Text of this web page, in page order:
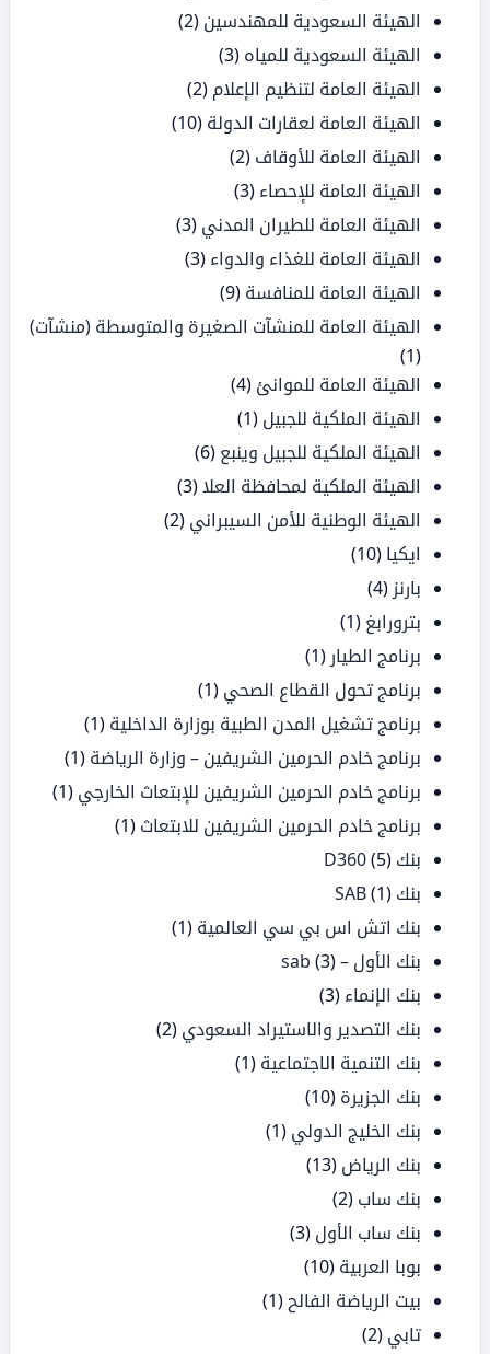
الهيئة السعودية للمهندسين (2)
الهيئة السعودية للمياه (3)
الهيئة العامة لتنظيم الإعلام (2)
الهيئة العامة لعقارات الدولة (10)
الهيئة العامة للأوقاف (2)
الهيئة العامة للإحصاء (3)
الهيئة العامة للطيران المدني (3)
الهيئة العامة للغذاء والدواء (3)
الهيئة العامة للمنافسة (9)
الهيئة العامة للمنشآت الصغيرة والمتوسطة (منشآت)
(1)
الهيئة العامة للموانئ (4)
الهيئة الملكية للجبيل (1)
الهيئة الملكية للجبيل وينبع (6)
الهيئة الملكية لمحافظة العلا(3)
الهيئة الوطنية للأمن السيبراني (2)
ايكيا (10)
بارنز (4)
بترورابغ (1)
برنامج الطيار (1)
برنامج تحول القطاع الصحي (1)
برنامج تشغيل المدن الطبية بوزارة الداخلية (1)
برنامج خادم الحرمين الشريفين – وزارة الرياضة (1)
برنامج خادم الحرمين الشريفين للإبتعاث الخارجي (1)
برنامج خادم الحرمين الشريفين للابتعاث (1)
بنك D360 (5)
بنك SAB (1)
بنك اتش اس بي سي العالمية (1)
بنك الأول – sab(3)
بنك الإنماء (3)
بنك التصدير والاستيراد السعودي (2)
بنك التنمية الاجتماعية (1)
بنك الجزيرة (10)
بنك الخليج الدولي (1)
بنك الرياض (13)
بنك ساب (2)
بنك ساب الأول (3)
بوبا العربية (10)
بيت الرياضة الفالح (1)
تابي (2)